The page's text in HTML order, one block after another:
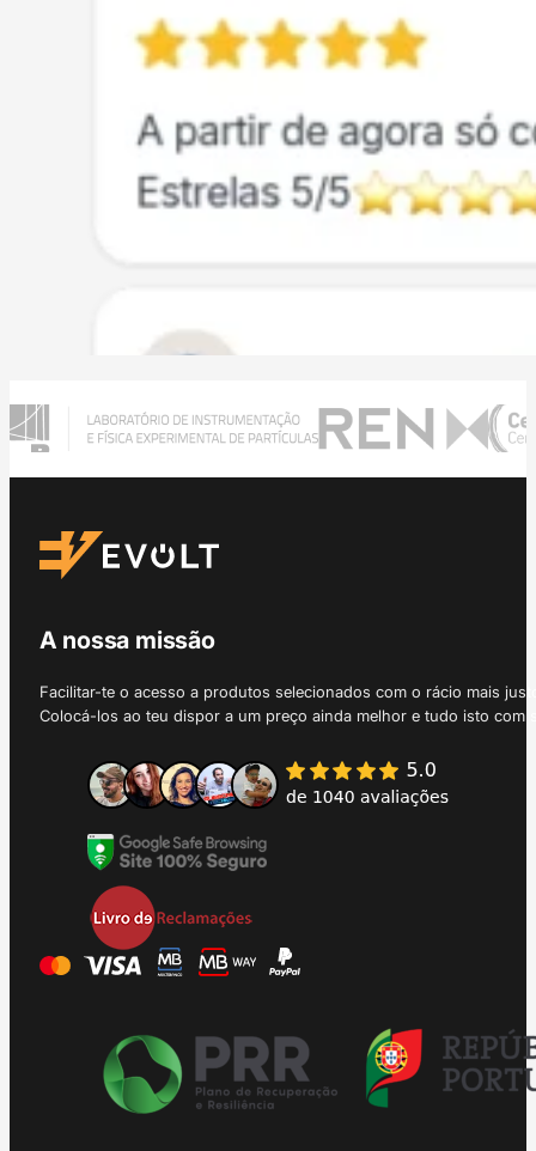
A nossa missão
Facilitar-te o acesso a produtos selecionados com o rácio mais
Colocá-los ao teu dispor a um preço ainda melhor e tudo isto